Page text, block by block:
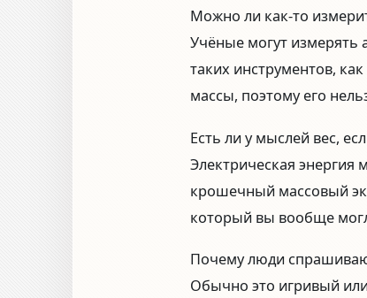
Можно ли как-то
Учёные могут измерять
таких инструментов,
массы, поэтому его
Есть ли у мыслей вес,
Электрическая энергия
крошечный массовый
который вы вообще
Почему люди
Обычно это игривый